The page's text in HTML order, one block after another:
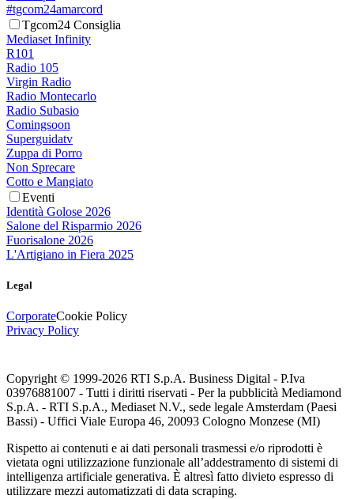
#tgcom24amarcord
Tgcom24 Consiglia
Mediaset Infinity
R101
Radio 105
Virgin Radio
Radio Montecarlo
Radio Subasio
Comingsoon
Superguidatv
Zuppa di Porro
Non Sprecare
Cotto e Mangiato
Eventi
Identità Golose 2026
Salone del Risparmio 2026
Fuorisalone 2026
L'Artigiano in Fiera 2025
Legal
CorporateCookie Policy
Privacy Policy
Copyright © 1999-2026 RTI S.p.A. Business Digital - P.Iva
03976881007 - Tutti i diritti riservati - Per la pubblicità Mediamond
S.p.A. - RTI S.p.A., Mediaset N.V., sede legale Amsterdam (Paesi
Bassi) - Uffici Viale Europa 46, 20093 Cologno Monzese (MI)
Rispetto ai contenuti e ai dati personali trasmessi e/o riprodotti è
vietata ogni utilizzazione funzionale all’addestramento di sistemi di
intelligenza artificiale generativa. È altresì fatto divieto espresso di
utilizzare mezzi automatizzati di data scraping.